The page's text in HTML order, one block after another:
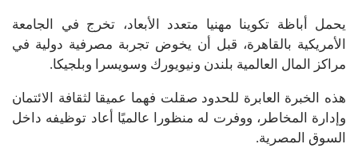
يحمل أباظة تكوينا مهنيا متعدد الأبعاد، تخرج في الجامعة
الأمريكية بالقاهرة، قبل أن يخوض تجربة مصرفية دولية في
مراكز المال العالمية بلندن ونيويورك وسويسرا وبلجيكا.
هذه الخبرة العابرة للحدود صقلت فهما عميقا لثقافة الائتمان
وإدارة المخاطر، ووفرت له منظورا عالميًا أعاد توظيفه داخل
السوق المصرية.